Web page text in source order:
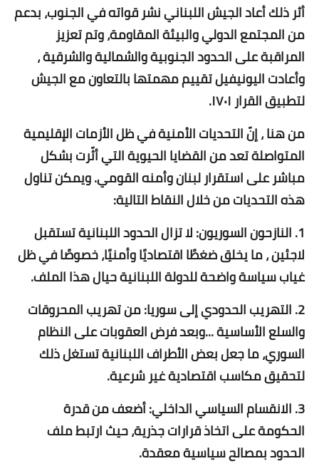
أثر ذلك أعاد الجيش اللبناني نشر قواته في الجنوب، بدعم
من المجتمع الدولي والبيئة المقاومة، وتم تعزيز
المراقبة على الحدود الجنوبية والشمالية والشرقية ،
وأعادت اليونيفيل تقييم مهمتها بالتعاون مع الجيش
لتطبيق القرار ١٧٠١.
من هنا ، إنّ التحديات الأمنية في ظل الأزمات الإقليمية
المتواصلة تعد من القضايا الحيوية التي أثّرت بشكل
مباشر على استقرار لبنان وأمنه القومي. ويمكن تناول
هذه التحديات من خلال النقاط التالية:
1. النازحون السوريون: لا تزال الحدود اللبنانية تستقبل
لاجئين ، ما يخلق ضغطًا اقتصاديًا وأمنيًا، خصوصًا في ظل
غياب سياسة واضحة للدولة اللبنانية حيال هذا الملف.
2. التهريب الحدودي إلى سوريا: من تهريب المحروقات
والسلع الأساسية ...وبعد فرض العقوبات على النظام
السوري، ما جعل بعض الأطراف اللبنانية تستغل ذلك
لتحقيق مكاسب اقتصادية غير شرعية.
3. الانقسام السياسي الداخلي: أضعف من قدرة
الحكومة على اتخاذ قرارات جذرية، حيث ارتبط ملف
الحدود بمصالح سياسية معقدة.